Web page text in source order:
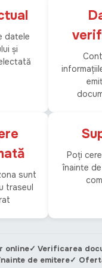
datele
și
sunt
traseul
Poți
înainte
online✓ Verificarea
înainte de emitere✓